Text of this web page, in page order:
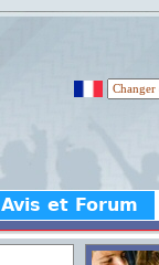
Avis et Forum